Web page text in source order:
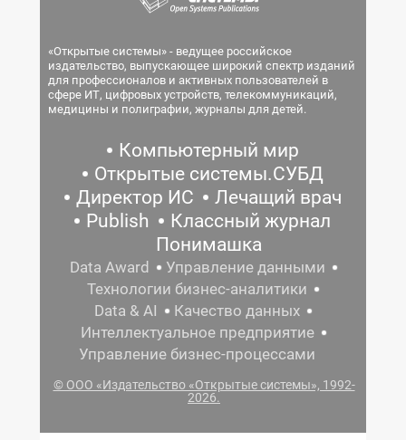
«Открытые системы» - ведущее российское
издательство, выпускающее широкий спектр изданий
для профессионалов и активных пользователей в
сфере ИТ, цифровых устройств, телекоммуникаций,
медицины и полиграфии, журналы для детей.
Компьютерный мир
Открытые системы.СУБД
Директор ИС
Лечащий врач
Publish
Классный журнал
Понимашка
Data Award
Управление данными
Технологии бизнес-аналитики
Data & AI
Качество данных
Интеллектуальное предприятие
Управление бизнес-процессами
© ООО «Издательство «Открытые системы», 1992-
2026.